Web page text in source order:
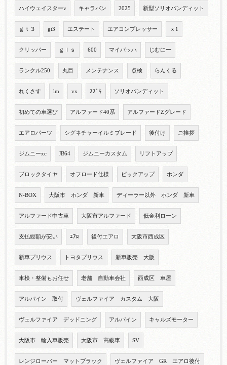
ハイウェイスターv キャラバン 2025 新型ソリオバンディット
ｇｔ３ gt3 エステート エアコンプレッサー ｘ1
クリッパー ｇｌｓ 600 マイバッハ じむにー
ランクル250 丸目 メンテナンス 点検 らんくる
れくさす lm vx ｽｽﾞｷ ソリオバンディット
初めての車選び アルファード40系 アルファードZグレード
エアロパーツ シグネチャーイルミブレード 後付け ご挨拶
ジムニーxc JB64 ジムニーカスタム リフトアップ
ブロックタイヤ オフロード仕様 ピックアップ ホンダ
N-BOX 大阪市 ホンダ 新車 ディーラー以外 ホンダ 新車
アルファード中古車 大阪市アルファード 低金利ローン
支払総額が安い ｴｱﾛ 後付エアロ 大阪市西成区
新車プリウス トヨタプリウス 新車販売 大阪
車検・整備もお任せ 老舗 自動車会社 西成区 車屋
アルパイン 取付 ヴェルファイア カスタム 大阪
ヴェルファイア デッドニング アルパイン キャルズモーター
大阪市 輸入車販売 大阪市 高級車 SV
レンジローバー マットブラック ヴェルファイア GR エアロ後付